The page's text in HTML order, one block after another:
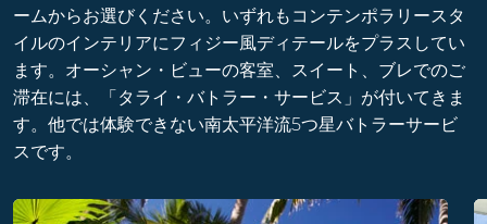
ームからお選びください。いずれもコンテンポラリースタ
イルのインテリアにフィジー風ディテールをプラスしてい
ます。オーシャン・ビューの客室、スイート、ブレでのご
滞在には、「タライ・バトラー・サービス」が付いてきま
す。他では体験できない南太平洋流5つ星バトラーサービ
スです。